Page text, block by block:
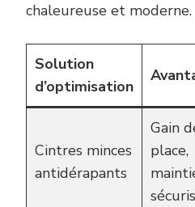
chaleureuse et moderne.
Solution
d’optimisation
Cintres minces
antidérapants
Gain
place,